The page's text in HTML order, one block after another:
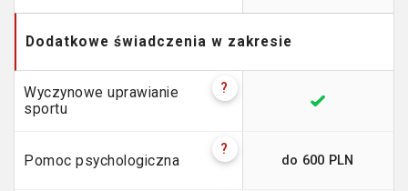
Dodatkowe świadczenia w zakresie
Wyczynowe uprawianie
sportu
?
Pomoc psychologiczna
?
do 600 PLN